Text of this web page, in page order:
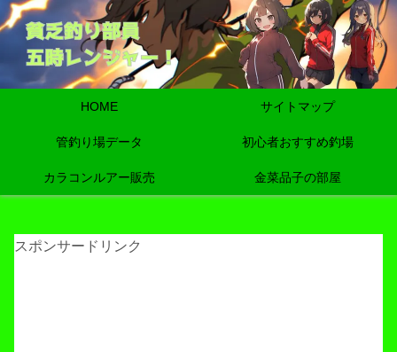
HOME サイトマップ
管釣り場データ 初心者おすすめ釣場
カラコンルアー販売 金菜品子の部屋
スポンサードリンク